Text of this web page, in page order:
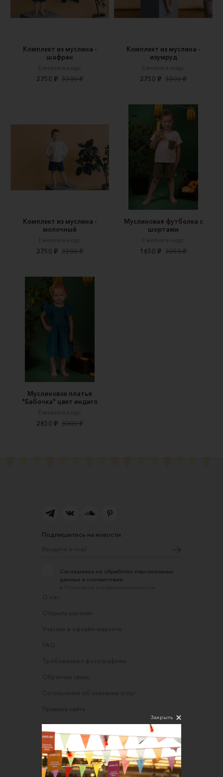
Комплект из муслина -
шафран
Ежевика.кидс
2750 ₽ 3300 ₽
Комплект из муслина -
изумруд
Ежевика.кидс
2750 ₽ 3300 ₽
Комплект из муслина -
молочный
Ежевика.кидс
2750 ₽ 3300 ₽
Муслиновая футболка с
шортами
Ежевика.кидс
1650 ₽ 2250 ₽
Муслиновое платья
"Бабочка" цвет индиго
Ежевика.кидс
2650 ₽ 3200 ₽
Подпишитесь на новости
Соглашаюсь на обработку персональных
данных в соответствии
с
О нас
Открыть магазин
Участие в офлайн-маркете
FAQ
Требования к фотографиям
Обратная связь
Соглашение об оказании услуг
Правила сайта
Оферта для продавцов
Оферта для покупателей
Политика конфиденциальности
Согласие на обработку персональных данных
Закрыть